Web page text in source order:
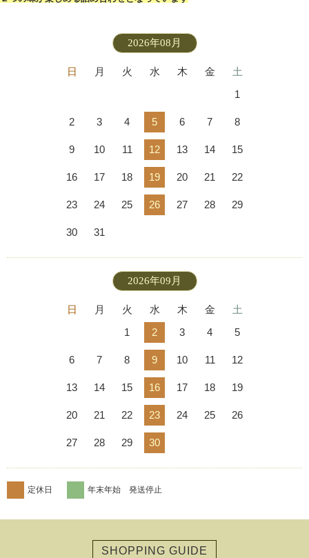
2026年08月
日 月 火 水 木 金
土
1
2 3 4 5 6 7 8
9 10 11 12 13 14 15
16 17 18 19 20 21 22
23 24 25 26 27 28 29
30 31
2026年09月
日 月 火 水 木 金
土
1
2 3 4 5
6 7 8 9 10 11 12
13 14 15 16 17 18 19
20 21 22 23 24 25 26
27 28 29 30
定休日 年末年始 発送停止
SHOPPING GUIDE